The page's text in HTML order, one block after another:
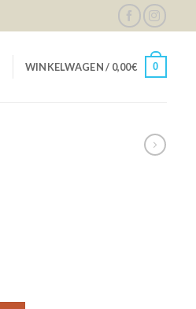
WINKELWAGEN / 0,00€ 0